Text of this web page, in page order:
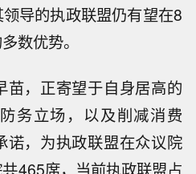
导的执政联盟仍有望在8
数优势。
苗，正寄望于自身居高的
务立场，以及削减消费
诺，为执政联盟在众议院
465席，当前执政联盟占